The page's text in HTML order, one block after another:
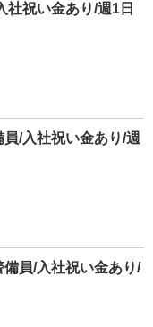
社祝い金あり/週1日
/入社祝い金あり/週
員/入社祝い金あり/